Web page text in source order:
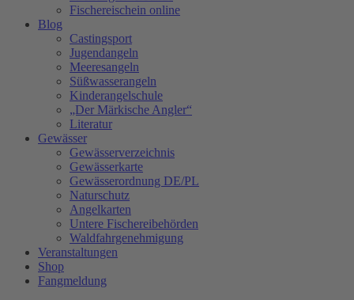
Fischereischein online
Blog
Castingsport
Jugendangeln
Meeresangeln
Süßwasserangeln
Kinderangelschule
„Der Märkische Angler“
Literatur
Gewässer
Gewässerverzeichnis
Gewässerkarte
Gewässerordnung DE/PL
Naturschutz
Angelkarten
Untere Fischereibehörden
Waldfahrgenehmigung
Veranstaltungen
Shop
Fangmeldung